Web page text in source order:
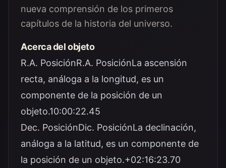
nueva comprensión de los primeros
capítulos de la historia del universo.
Acerca del objeto
R.A. PosiciónR.A. PosiciónLa ascensión
recta, análoga a la longitud, es un
componente de la posición de un
objeto.10:00:22.45
Dec. PosiciónDic. PosiciónLa declinación,
análoga a la latitud, es un componente de
la posición de un objeto.+02:16:23.70